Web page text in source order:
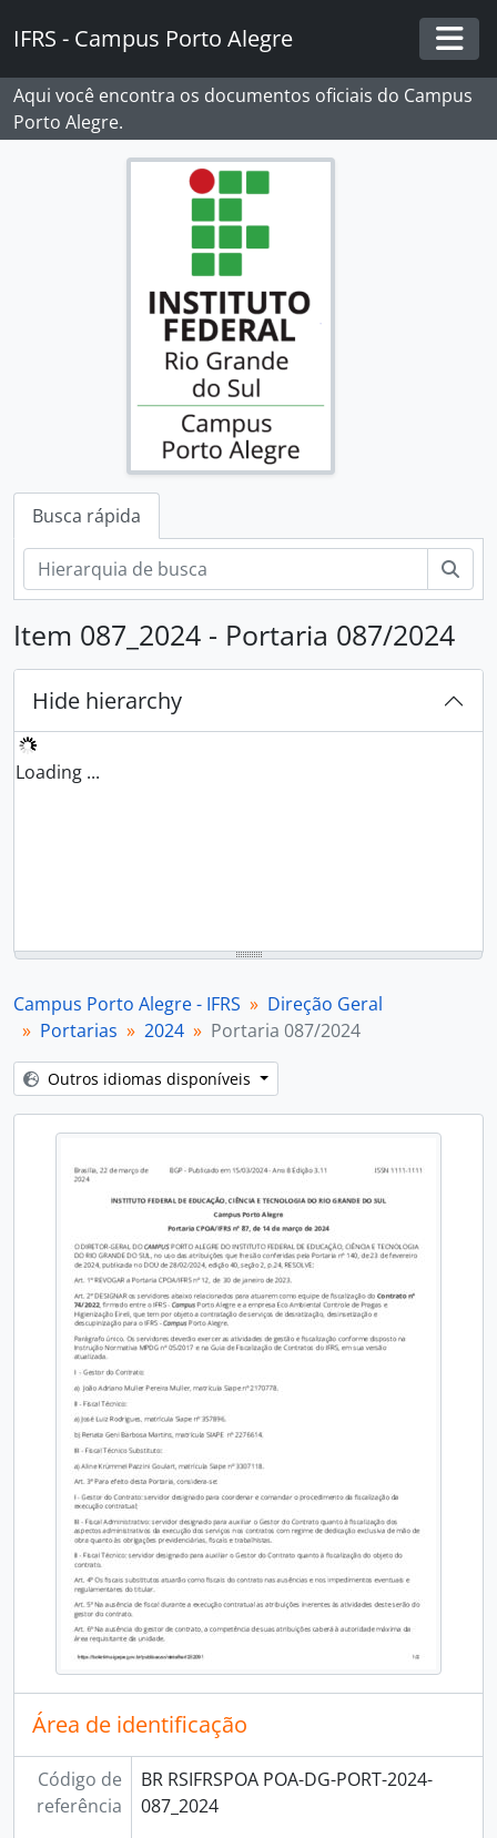
IFRS - Campus Porto Alegre
Aqui você encontra os documentos oficiais do Campus
Porto Alegre.
Busca rápida
Item 087_2024 - Portaria 087/2024
Hide hierarchy
Loading ...
Campus Porto Alegre - IFRS
Direção Geral
Portarias
2024 Portaria 087/2024
Outros idiomas disponíveis
Área de identificação
Código de
referência
BR RSIFRSPOA POA-DG-PORT-2024-
087_2024